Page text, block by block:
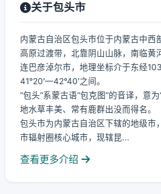
关于包头市
内蒙古自治区包头市位于内蒙古中西
高原过渡带，北靠阴山山脉，南临黄
连巴彦淖尔市，地理坐标介于东经
41°20′—42°40′之间。
“包头”系蒙古语“包克图”的音译，意
地水草丰美、常有鹿群出没而得名。
包头市为内蒙古自治区下辖的地级市
市辐射圈核心城市，现辖昆...
查看更多介绍